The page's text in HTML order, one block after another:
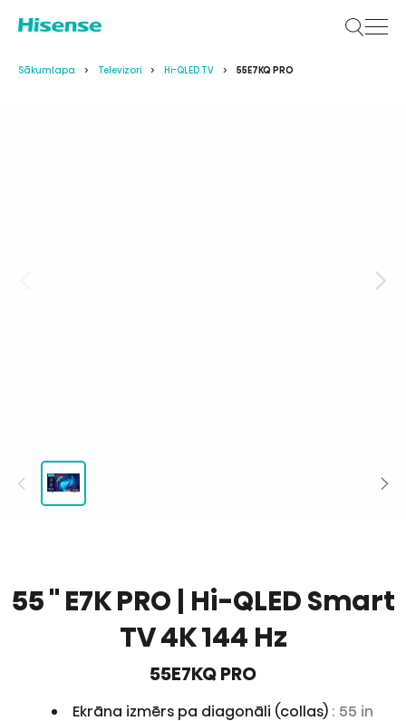
Sākumlapa Televizori Hi-QLED TV 55E7KQ PRO
55 '' E7K PRO | Hi-QLED Smart
TV 4K 144 Hz
55E7KQ PRO
Ekrāna izmērs pa diagonāli (collas) : 55 in